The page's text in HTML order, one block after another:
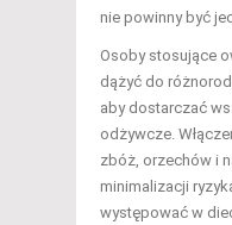
nie powinny być
Osoby stosujące
dążyć do
aby dostarczać
odżywcze.
zbóż, orzechów i
minimalizacji
występować w